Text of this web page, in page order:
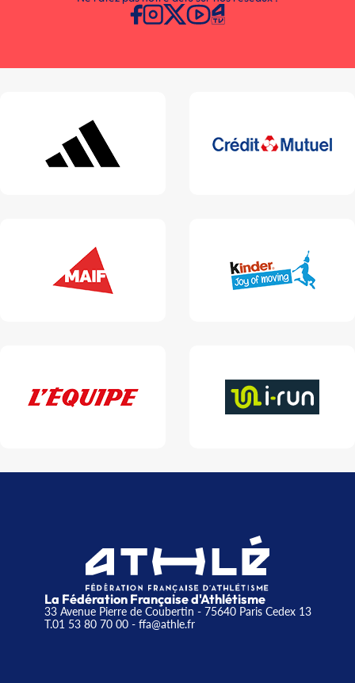
La Fédération Française d'Athlétisme
33 Avenue Pierre de Coubertin - 75640 Paris Cedex 13
T.01 53 80 70 00- ffa@athle.fr